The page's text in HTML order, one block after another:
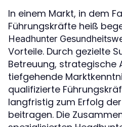
In einem Markt, in dem
Führungskräfte heiß
Headhunter
Vorteile. Durch gezielte
Betreuung, strategische
tiefgehende
qualifizierte
langfristig zum Erfolg
beitragen. Die